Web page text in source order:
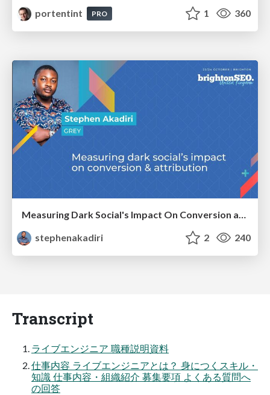
portentint
PRO 1 360
Measuring Dark Social's Impact On Conversion and Attribution
stephenakadiri
2 240
Transcript
ライブエンジニア 職種説明資料
仕事内容 ライブエンジニアとは？ 身につくスキル・
知識 仕事内容・組織紹介 募集要項 よくある質問へ
の回答